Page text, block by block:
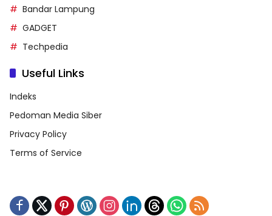
Bandar Lampung
GADGET
Techpedia
Useful Links
Indeks
Pedoman Media Siber
Privacy Policy
Terms of Service